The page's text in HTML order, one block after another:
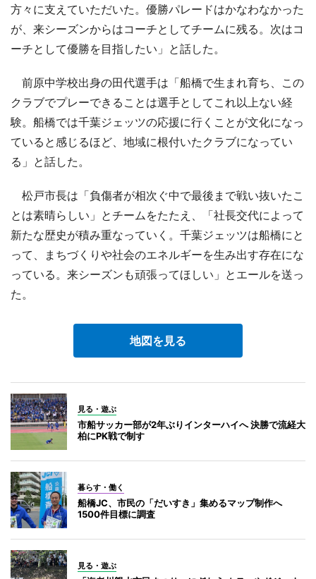
方々に支えていただいた。優勝パレードはかなわなかった
が、来シーズンからはコーチとしてチームに残る。次はコ
ーチとして優勝を目指したい」と話した。
前原中学校出身の田代選手は「船橋で生まれ育ち、この
クラブでプレーできることは選手としてこれ以上ない経
験。船橋では千葉ジェッツの応援に行くことが文化になっ
ていると感じるほど、地域に根付いたクラブになってい
る」と話した。
松戸市長は「負傷者が相次ぐ中で最後まで戦い抜いたこ
とは素晴らしい」とチームをたたえ、「社長交代によって
新たな歴史が積み重なっていく。千葉ジェッツは船橋にと
って、まちづくりや社会のエネルギーを生み出す存在にな
っている。来シーズンも頑張ってほしい」とエールを送っ
た。
地図を見る
見る・遊ぶ
市船サッカー部が2年ぶりインターハイへ 決勝で流経大
柏にPK戦で制す
暮らす・働く
船橋JC、市民の「だいすき」集めるマップ制作へ
1500件目標に調査
見る・遊ぶ